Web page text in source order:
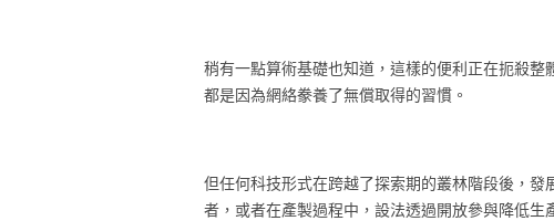
稍有一點算術基礎也知道，這樣的便利正在扼殺整
都是因為網絡豢養了無償取得的習慣。
但任何科技形式在跨越了探索期的叢林階段後，
者，或者在產製過程中，設法透過開放參與降低